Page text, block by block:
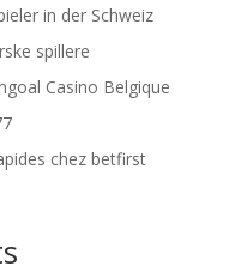
in der Schweiz
spillere
Casino Belgique
chez betfirst